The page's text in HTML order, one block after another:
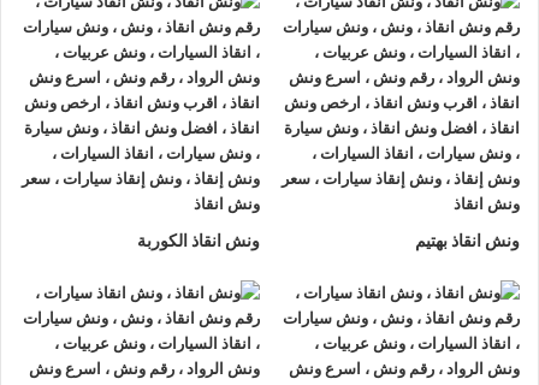
ونش انقاذ , ونش انقاذ سيارات
ونش انقاذ الغربية
ونش انقاذ بهتيم ونش انقاذ الكوربة